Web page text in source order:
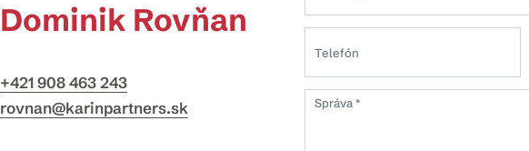
Dominik Rovňan
+421 908 463 243
rovnan@karinpartners.sk